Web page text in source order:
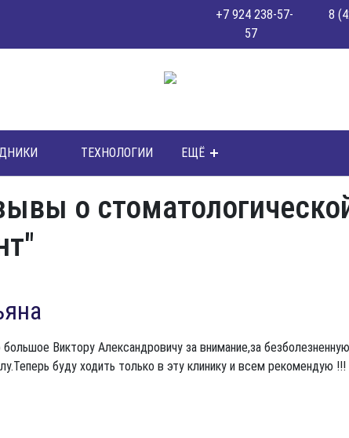
+7 924 238-57-
57
8
ТЕХНОЛОГИИ ЕЩЁ
о
большое Виктору Александровичу за внимание,за
буду ходить только в эту клинику и всем рекомендую !!!